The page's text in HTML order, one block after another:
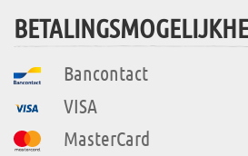
Bancontact
VISA
MasterCard